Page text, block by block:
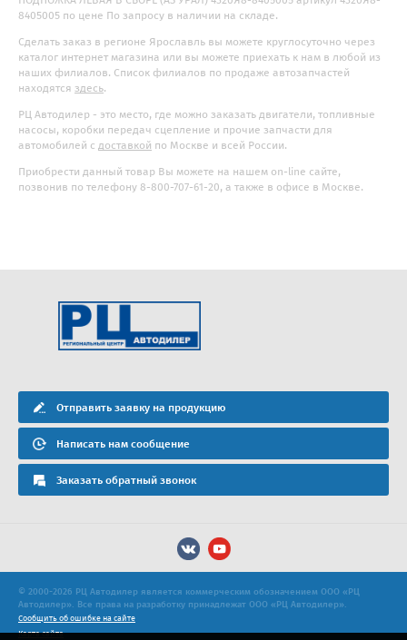
8405005 по цене По запросу в наличии на складе.
Сделать заказ в регионе Ярославль вы можете круглосуточно через
каталог интернет магазина или вы можете приехать к нам в любой из
наших филиалов. Список филиалов по продаже автозапчастей
находятся здесь.
РЦ Автодилер - это место, где можно заказать двигатели, топливные
насосы, коробки передач сцепление и прочие запчасти для
автомобилей с доставкой по Москве и всей России.
Приобрести данный товар Вы можете на нашем on-line сайте,
позвонив по телефону 8-800-707-61-20, а также в офисе в Москве.
Отправить заявку на продукцию
Написать нам сообщение
Заказать обратный звонок
© 2000-2026 РЦ Автодилер является коммерческим обозначением ООО «РЦ
Автодилер». Все права на разработку принадлежат ООО «РЦ Автодилер».
Сообщить об ошибке на сайте
Карта сайта